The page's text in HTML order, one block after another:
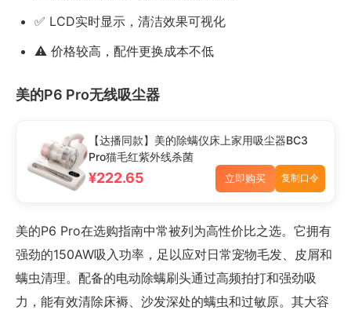
✅ LCD实时显示，清洁效果可视化
⚠️ 价格较高，配件更换成本不低
美的P6 Pro无线吸尘器
【达播同款】美的除螨仪床上家用吸尘器BC3
Pro猫毛红紫外线杀菌
¥222.65 立即购买 复制口令
美的P6 Pro在选购指南中常被列为高性价比之选。它拥有
强劲的150AW吸入功率，足以应对日常宠物毛发、皮屑和
螨虫清理。配备的电动除螨刷头通过高频拍打和强劲吸
力，能有效清除床褥、沙发深处的螨虫和过敏原。其大容